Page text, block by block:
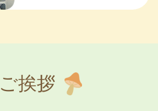
ご挨拶